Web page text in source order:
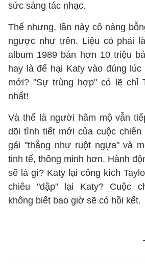
sức sáng tác nhạc.
Thế nhưng, lần này cô nàng
ngược như trên. Liệu có phải
album 1989 bán hơn 10 triệu
hay là để hại Katy vào đúng
mới? "Sự trùng hợp" có lẽ chỉ
nhất!
Và thế là người hâm mộ vẫn
dõi tình tiết mới của cuộc
gái "thẳng như ruột ngựa" và
tinh tế, thông minh hơn. Hành
sẽ là gì? Katy lại công kích
chiêu "dập" lại Katy? Cuộc
không biết bao giờ sẽ có hồi kết.